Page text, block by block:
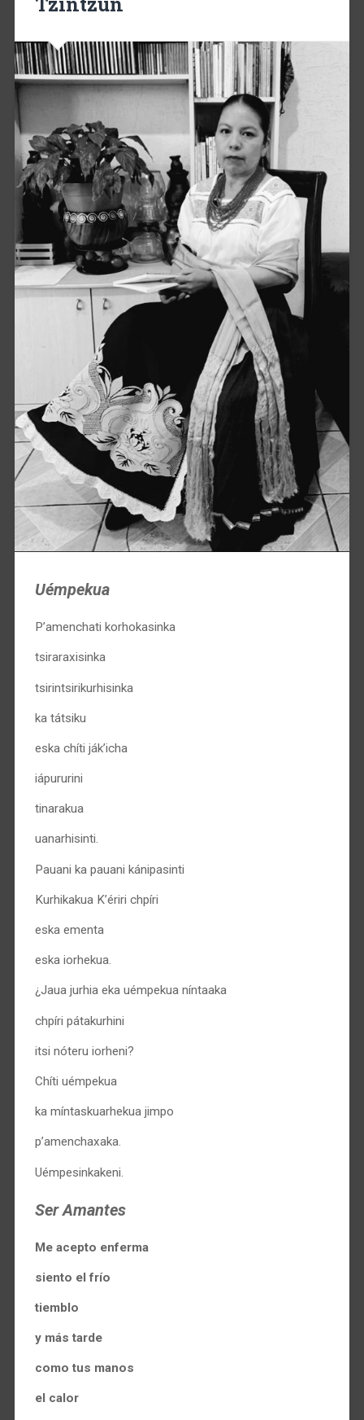
Uémpekua
P’amenchati korhokasinka
tsiraraxisinka
tsirintsirikurhisinka
ka tátsiku
eska chíti ják’icha
iápururini
tinarakua
uanarhisinti.
Pauani ka pauani kánipasinti
Kurhikakua K’ériri chpíri
eska ementa
eska iorhekua.
¿Jaua jurhia eka uémpekua níntaaka
chpíri pátakurhini
itsi nóteru iorheni?
Chíti uémpekua
ka míntaskuarhekua jimpo
p’amenchaxaka.
Uémpesinkakeni.
Ser Amantes
Me acepto enferma
siento el frío
tiemblo
y más tarde
como tus manos
el calor